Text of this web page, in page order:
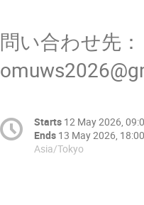
問い合わせ先：
Starts 12 May 2026,
Ends 13 May 2026, 18:00
Asia/Tokyo